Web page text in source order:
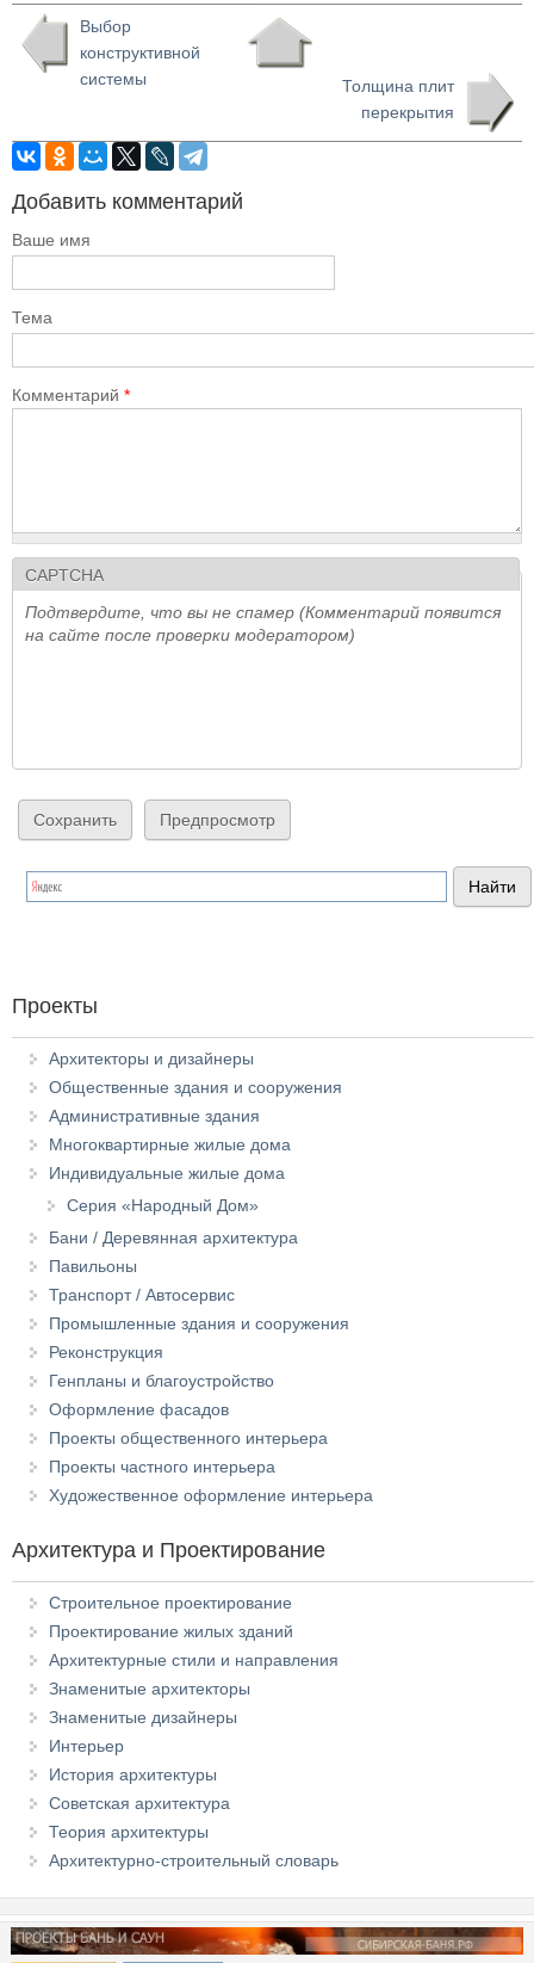
Выбор
конструктивной
системы
Толщина плит
перекрытия
Добавить комментарий
Ваше имя
Тема
Комментарий *
CAPTCHA
Подтвердите, что вы не спамер (Комментарий появится
на сайте после проверки модератором)
Проекты
Архитекторы и дизайнеры
Общественные здания и сооружения
Административные здания
Многоквартирные жилые дома
Индивидуальные жилые дома
Серия «Народный Дом»
Бани / Деревянная архитектура
Павильоны
Транспорт / Автосервис
Промышленные здания и сооружения
Реконструкция
Генпланы и благоустройство
Оформление фасадов
Проекты общественного интерьера
Проекты частного интерьера
Художественное оформление интерьера
Архитектура и Проектирование
Строительное проектирование
Проектирование жилых зданий
Архитектурные стили и направления
Знаменитые архитекторы
Знаменитые дизайнеры
Интерьер
История архитектуры
Советская архитектура
Теория архитектуры
Архитектурно-строительный словарь